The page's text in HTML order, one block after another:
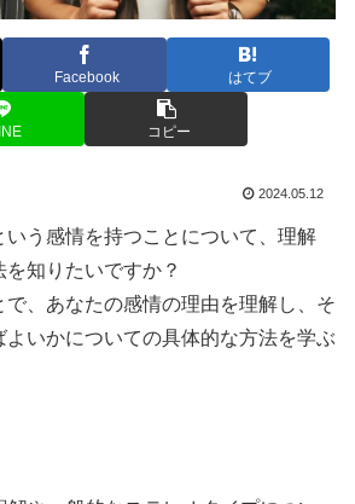
Facebook はてブ
コピー
2024.05.12
いう感情を持つことについて、理解
知りたいですか？
で、あなたの感情の理由を理解し、そ
いかについての具体的な方法を学ぶ